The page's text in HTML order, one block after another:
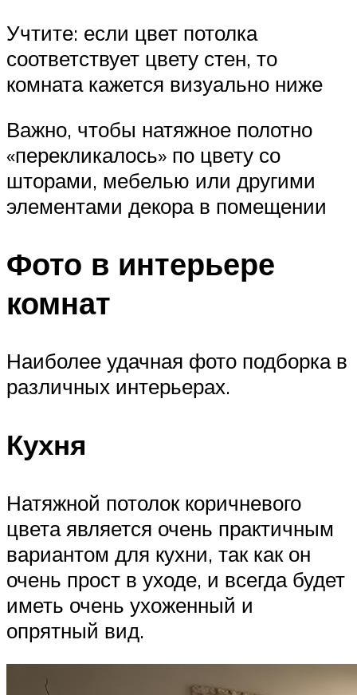
Учтите: если цвет потолка
соответствует цвету стен, то
комната кажется визуально ниже
Важно, чтобы натяжное полотно
«перекликалось» по цвету со
шторами, мебелью или другими
элементами декора в помещении
Фото в интерьере
комнат
Наиболее удачная фото подборка в
различных интерьерах.
Кухня
Натяжной потолок коричневого
цвета является очень практичным
вариантом для кухни, так как он
очень прост в уходе, и всегда будет
иметь очень ухоженный и
опрятный вид.